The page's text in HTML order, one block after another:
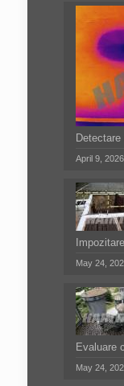
April 9, 2026
May 24,
Evaluare
May 24,